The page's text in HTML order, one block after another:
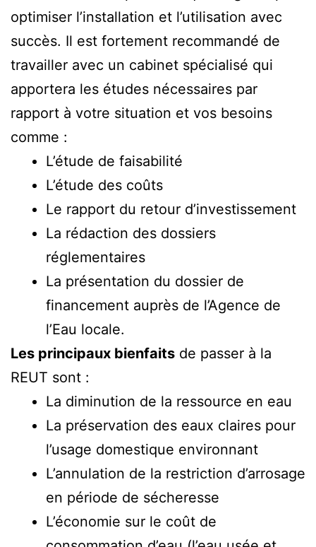
optimiser l’installation et l’utilisation avec
succès. Il est fortement recommandé de
travailler avec un cabinet spécialisé qui
apportera les études nécessaires par
rapport à votre situation et vos besoins
comme :
L’étude de faisabilité
L’étude des coûts
Le rapport du retour d’investissement
La rédaction des dossiers
réglementaires
La présentation du dossier de
financement auprès de l’Agence de
l’Eau locale.
Les principaux bienfaits de passer à la
REUT sont :
La diminution de la ressource en eau
La préservation des eaux claires pour
l’usage domestique environnant
L’annulation de la restriction d’arrosage
en période de sécheresse
L’économie sur le coût de